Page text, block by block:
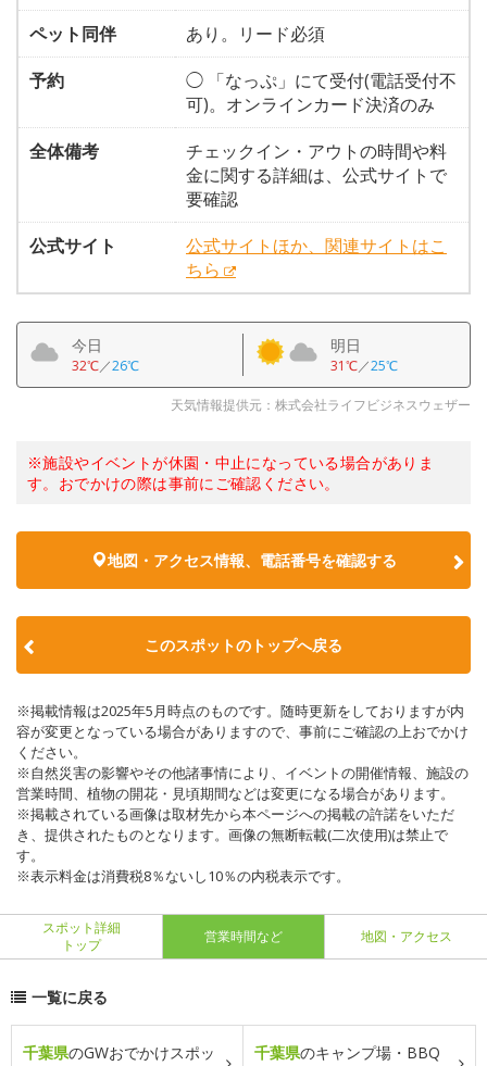
ペット同伴
あり。リード必須
予約
◯ 「なっぷ」にて受付(電話受付不
可)。オンラインカード決済のみ
全体備考
チェックイン・アウトの時間や料
金に関する詳細は、公式サイトで
要確認
公式サイト
公式サイトほか、関連サイトはこ
ちら
今日
32℃／26℃
明日
31℃／25℃
天気情報提供元：株式会社ライフビジネスウェザー
※施設やイベントが休園・中止になっている場合がありま
す。おでかけの際は事前にご確認ください。
地図・アクセス情報、電話番号を確認する
このスポットのトップへ戻る
※掲載情報は2025年5月時点のものです。随時更新をしておりますが内
容が変更となっている場合がありますので、事前にご確認の上おでかけ
ください。
※自然災害の影響やその他諸事情により、イベントの開催情報、施設の
営業時間、植物の開花・見頃期間などは変更になる場合があります。
※掲載されている画像は取材先から本ページへの掲載の許諾をいただ
き、提供されたものとなります。画像の無断転載(二次使用)は禁止で
す。
※表示料金は消費税8％ないし10％の内税表示です。
スポット詳細
トップ
営業時間など 地図・アクセス
一覧に戻る
千葉県のGWおでかけスポッ
千葉県のキャンプ場・BBQ